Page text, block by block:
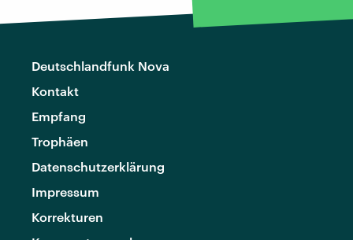
Deutschlandfunk Nova
Kontakt
Empfang
Trophäen
Datenschutzerklärung
Impressum
Korrekturen